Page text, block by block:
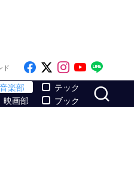
ド Like on Facebook
Follow on x
Follow on
Follow
音楽部
映画部
テック
ブック